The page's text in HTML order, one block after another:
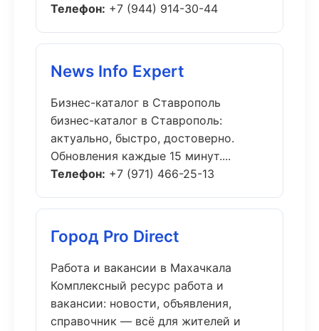
Телефон: +7 (944) 914-30-44
News Info Expert
Бизнес-каталог в Ставрополь
бизнес-каталог в Ставрополь:
актуально, быстро, достоверно.
Обновления каждые 15 минут....
Телефон: +7 (971) 466-25-13
Город Pro Direct
Работа и вакансии в Махачкала
Комплексный ресурс работа и
вакансии: новости, объявления,
справочник — всё для жителей и